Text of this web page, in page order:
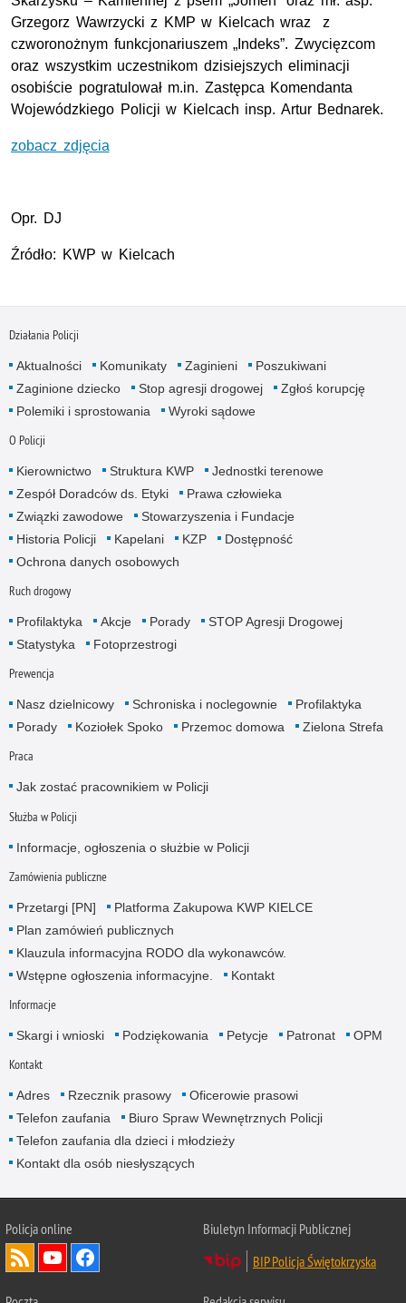
Grzegorz Wawrzycki z KMP w Kielcach wraz z
czworonożnym funkcjonariuszem „Indeks”. Zwycięzcom
oraz wszystkim uczestnikom dzisiejszych eliminacji
osobiście pogratulował m.in. Zastępca Komendanta
Wojewódzkiego Policji w Kielcach insp. Artur Bednarek.
zobacz zdjęcia
Opr. DJ
Źródło: KWP w Kielcach
Działania Policji
Aktualności Komunikaty Zaginieni
Poszukiwani
Zaginione dziecko
Stop agresji drogowej
Zgłoś korupcję
Polemiki i sprostowania
Wyroki sądowe
O Policji
Kierownictwo Struktura KWP
Jednostki terenowe
Zespół Doradców ds. Etyki
Prawa człowieka
Związki zawodowe
Stowarzyszenia i Fundacje
Historia Policji
Kapelani KZP
Dostępność
Ochrona danych osobowych
Ruch drogowy
Profilaktyka Akcje Porady
STOP Agresji Drogowej
Statystyka
Fotoprzestrogi
Prewencja
Nasz dzielnicowy Schroniska i noclegownie
Profilaktyka
Porady
Koziołek Spoko Przemoc domowa Zielona Strefa
Praca
Jak zostać pracownikiem w Policji
Służba w Policji
Informacje, ogłoszenia o służbie w Policji
Zamówienia publiczne
Przetargi [PN]
Platforma Zakupowa KWP KIELCE
Plan zamówień publicznych
Klauzula informacyjna RODO dla wykonawców.
Wstępne ogłoszenia informacyjne.
Kontakt
Informacje
Skargi i wnioski Podziękowania Petycje Patronat OPM
Kontakt
Adres Rzecznik prasowy
Oficerowie prasowi
Telefon zaufania
Biuro Spraw Wewnętrznych Policji
Telefon zaufania dla dzieci i młodzieży
Kontakt dla osób niesłyszących
Policja online
Biuletyn Informacji Publicznej
BIP Policja Świętokrzyska